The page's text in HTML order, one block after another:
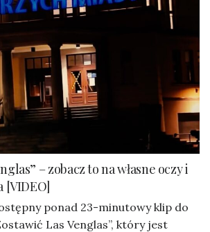
– zobacz to na własne oczy i
[VIDEO]
ponad 23-minutowy klip do
Las Venglas”, który jest